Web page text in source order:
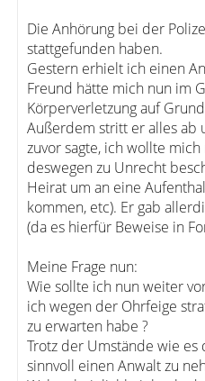
Die Anhörung bei der
stattgefunden haben.
Gestern erhielt ich einen
Freund hätte mich nun im
Körperverletzung auf
Außerdem stritt er alles ab
zuvor sagte, ich wollte
deswegen zu Unrecht
Heirat um an eine
kommen, etc). Er gab
(da es hierfür Beweise in
Meine Frage nun:
Wie sollte ich nun weiter
ich wegen der Ohrfeige
zu erwarten habe ?
Trotz der Umstände wie es
sinnvoll einen Anwalt zu